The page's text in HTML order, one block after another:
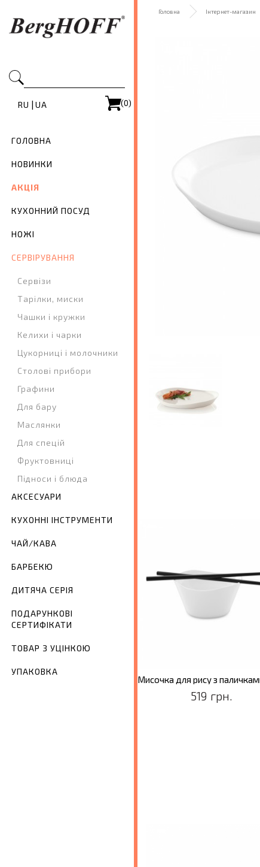
RU | UA (0)
ГОЛОВНА
НОВИНКИ
АКЦІЯ
КУХОННИЙ ПОСУД
НОЖІ
СЕРВІРУВАННЯ
Сервізи
Тарілки, миски
Чашки і кружки
Келихи і чарки
Цукорниці і молочники
Столові прибори
Графини
Для бару
Маслянки
Для спецій
Фруктовниці
Підноси і блюда
АКСЕСУАРИ
КУХОННІ ІНСТРУМЕНТИ
ЧАЙ/КАВА
БАРБЕКЮ
ДИТЯЧА СЕРІЯ
ПОДАРУНКОВІ
СЕРТИФІКАТИ
ТОВАР З УЦІНКОЮ
УПАКОВКА
Головна Інтернет-магазин
519 грн.